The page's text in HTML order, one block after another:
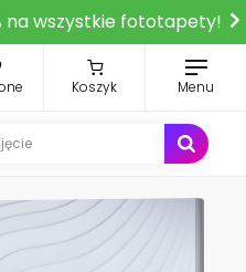
na wszystkie fototapety!
Koszyk Menu